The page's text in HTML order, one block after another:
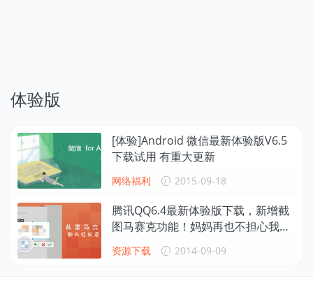
体验版
[体验]Android 微信最新体验版V6.5
下载试用 有重大更新
网络福利 2015-09-18
腾讯QQ6.4最新体验版下载，新增截
图马赛克功能！妈妈再也不担心我的
截图了
资源下载 2014-09-09